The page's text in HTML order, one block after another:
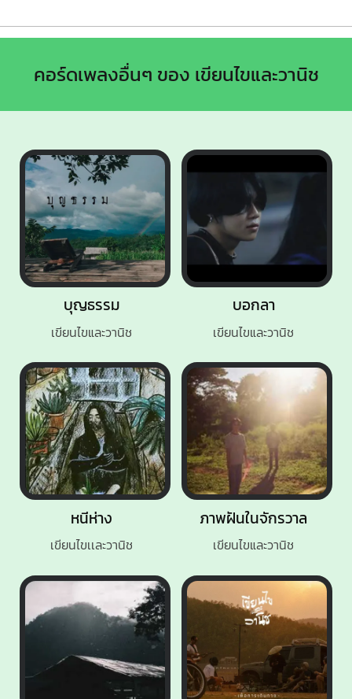
คอร์ดเพลงอื่นๆ ของ เขียนไขและวานิช
หนีห่าง
เขียนไขเเละวานิช
ภาพฝันในจักรวาล
เขียนไขและวานิช
บุญธรรม
เขียนไขและวานิช
บอกลา
เขียนไขและวานิช